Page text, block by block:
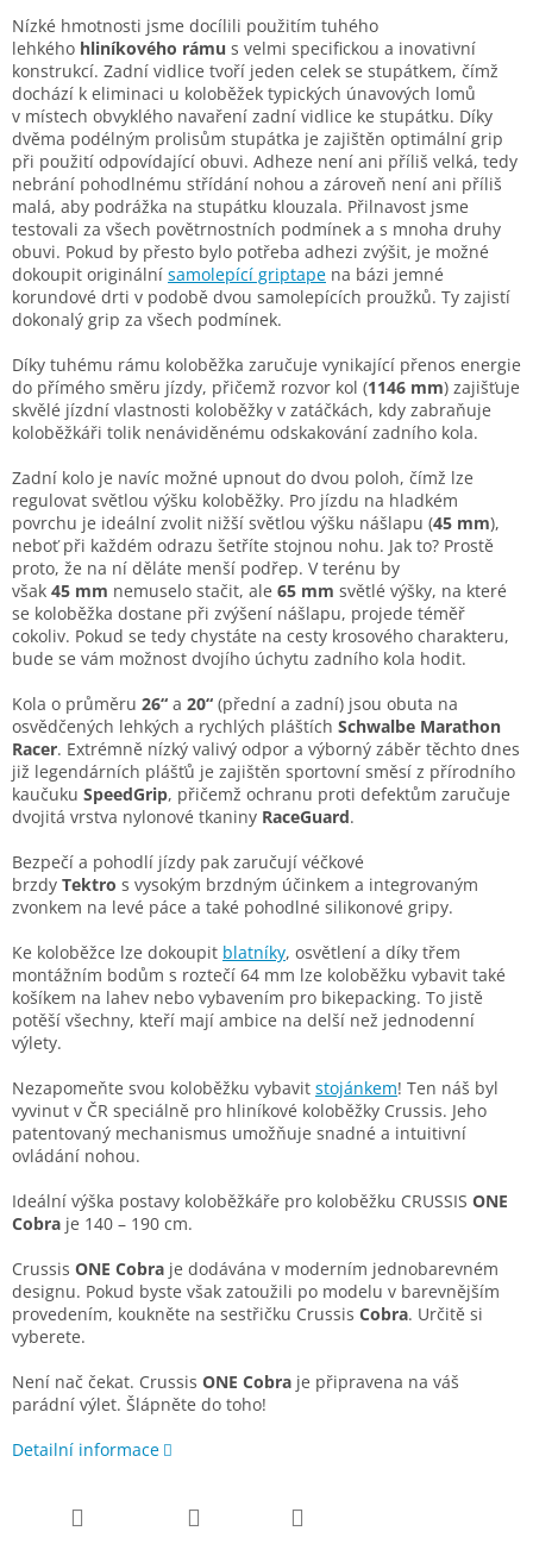
Nízké hmotnosti jsme docílili použitím tuhého
lehkého hliníkového rámu s velmi specifickou a inovativní
konstrukcí. Zadní vidlice tvoří jeden celek se stupátkem, čímž
dochází k eliminaci u koloběžek typických únavových lomů
v místech obvyklého navaření zadní vidlice ke stupátku. Díky
dvěma podélným prolisům stupátka je zajištěn optimální grip
při použití odpovídající obuvi. Adheze není ani příliš velká, tedy
nebrání pohodlnému střídání nohou a zároveň není ani příliš
malá, aby podrážka na stupátku klouzala. Přilnavost jsme
testovali za všech povětrnostních podmínek a s mnoha druhy
obuvi. Pokud by přesto bylo potřeba adhezi zvýšit, je možné
dokoupit originální samolepící griptape na bázi jemné
korundové drti v podobě dvou samolepících proužků. Ty zajistí
dokonalý grip za všech podmínek.
Díky tuhému rámu koloběžka zaručuje vynikající přenos energie
do přímého směru jízdy, přičemž rozvor kol (1146 mm) zajišťuje
skvělé jízdní vlastnosti koloběžky v zatáčkách, kdy zabraňuje
koloběžkáři tolik nenáviděnému odskakování zadního kola.
Zadní kolo je navíc možné upnout do dvou poloh, čímž lze
regulovat světlou výšku koloběžky. Pro jízdu na hladkém
povrchu je ideální zvolit nižší světlou výšku nášlapu (45 mm),
neboť při každém odrazu šetříte stojnou nohu. Jak to? Prostě
proto, že na ní děláte menší podřep. V terénu by
však 45 mm nemuselo stačit, ale 65 mm světlé výšky, na které
se koloběžka dostane při zvýšení nášlapu, projede téměř
cokoliv. Pokud se tedy chystáte na cesty krosového charakteru,
bude se vám možnost dvojího úchytu zadního kola hodit.
Kola o průměru 26“ a 20“ (přední a zadní) jsou obuta na
osvědčených lehkých a rychlých pláštích Schwalbe Marathon
Racer. Extrémně nízký valivý odpor a výborný záběr těchto dnes
již legendárních plášťů je zajištěn sportovní směsí z přírodního
kaučuku SpeedGrip, přičemž ochranu proti defektům zaručuje
dvojitá vrstva nylonové tkaniny RaceGuard.
Bezpečí a pohodlí jízdy pak zaručují véčkové
brzdy Tektro s vysokým brzdným účinkem a integrovaným
zvonkem na levé páce a také pohodlné silikonové gripy.
Ke koloběžce lze dokoupit blatníky, osvětlení a díky třem
montážním bodům s roztečí 64 mm lze koloběžku vybavit také
košíkem na lahev nebo vybavením pro bikepacking. To jistě
potěší všechny, kteří mají ambice na delší než jednodenní
výlety.
Nezapomeňte svou koloběžku vybavit stojánkem! Ten náš byl
vyvinut v ČR speciálně pro hliníkové koloběžky Crussis. Jeho
patentovaný mechanismus umožňuje snadné a intuitivní
ovládání nohou.
Ideální výška postavy koloběžkáře pro koloběžku CRUSSIS ONE
Cobra je 140 – 190 cm.
Crussis ONE Cobra je dodávána v moderním jednobarevném
designu. Pokud byste však zatoužili po modelu v barevnějším
provedením, koukněte na sestřičku Crussis Cobra. Určitě si
vyberete.
Není nač čekat. Crussis ONE Cobra je připravena na váš
parádní výlet. Šlápněte do toho!
Detailní informace